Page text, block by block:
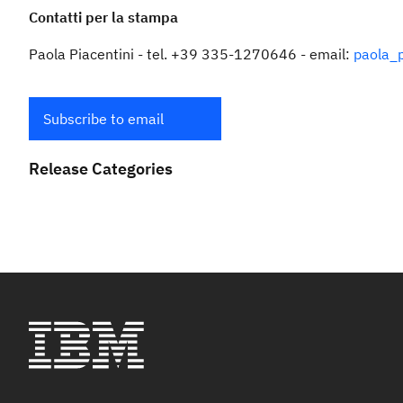
Contatti per la stampa
Paola Piacentini - tel. +39 335-1270646 - email:
Subscribe to email
Release Categories